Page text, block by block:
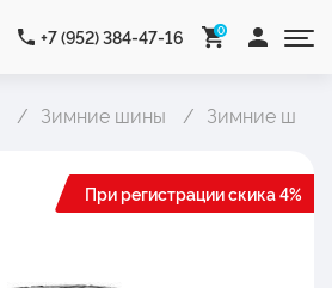
+7 (952) 384-47-16 0
Зимние шины Зимние
При регистрации скика 4%